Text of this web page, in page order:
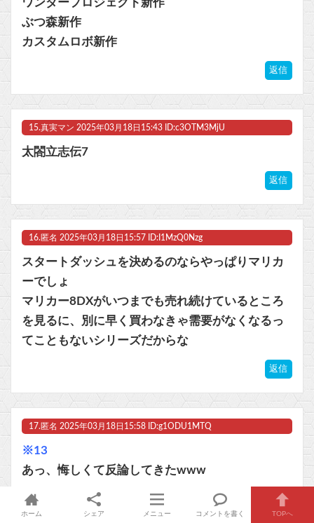
ワンダープロジェクト新作
ぶつ森新作
カスタムロボ新作
返信
15.真実マン 2025年03月18日15:43 ID:c3OTM3MjU
太閤立志伝7
返信
16. 匿名 2025年03月18日15:57 ID:I1MzQ0Nzg
スタートダッシュを決めるのならやっぱりマリカ
ーでしょ
マリカー8DXがいつまでも売れ続けているところ
を見るに、別に早く買わなきゃ需要がなくなるっ
てこともないシリーズだからな
返信
17. 匿名 2025年03月18日15:58 ID:g1ODU1MTQ
※13
あっ、悔しくて反論してきたwww
返信
ホーム シェア メニュー コメントを書く TOPへ